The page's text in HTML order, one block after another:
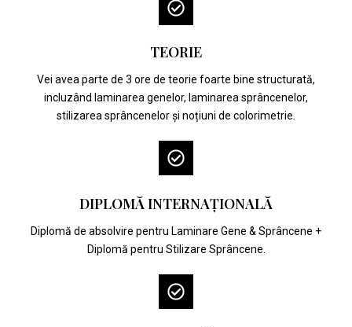
TEORIE
Vei avea parte de 3 ore de teorie foarte bine structurată,
incluzând laminarea genelor, laminarea sprâncenelor,
stilizarea sprâncenelor și noțiuni de colorimetrie.
DIPLOMĂ INTERNAȚIONALĂ
Diplomă de absolvire pentru Laminare Gene & Sprâncene +
Diplomă pentru Stilizare Sprâncene.